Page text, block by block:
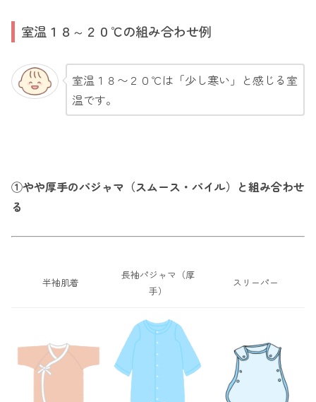
室温１８～２０℃の組み合わせ例
室温１８〜２０℃は「少し寒い」と感じる室
温です。
①やや厚手のパジャマ（スムース・パイル）と組み合わせ
る
半袖肌着
長袖パジャマ（厚
手）
スリーパー